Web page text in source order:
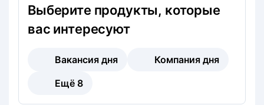
Выберите продукты, которые
вас интересуют
Вакансия дня
Компания дня
Ещё 8